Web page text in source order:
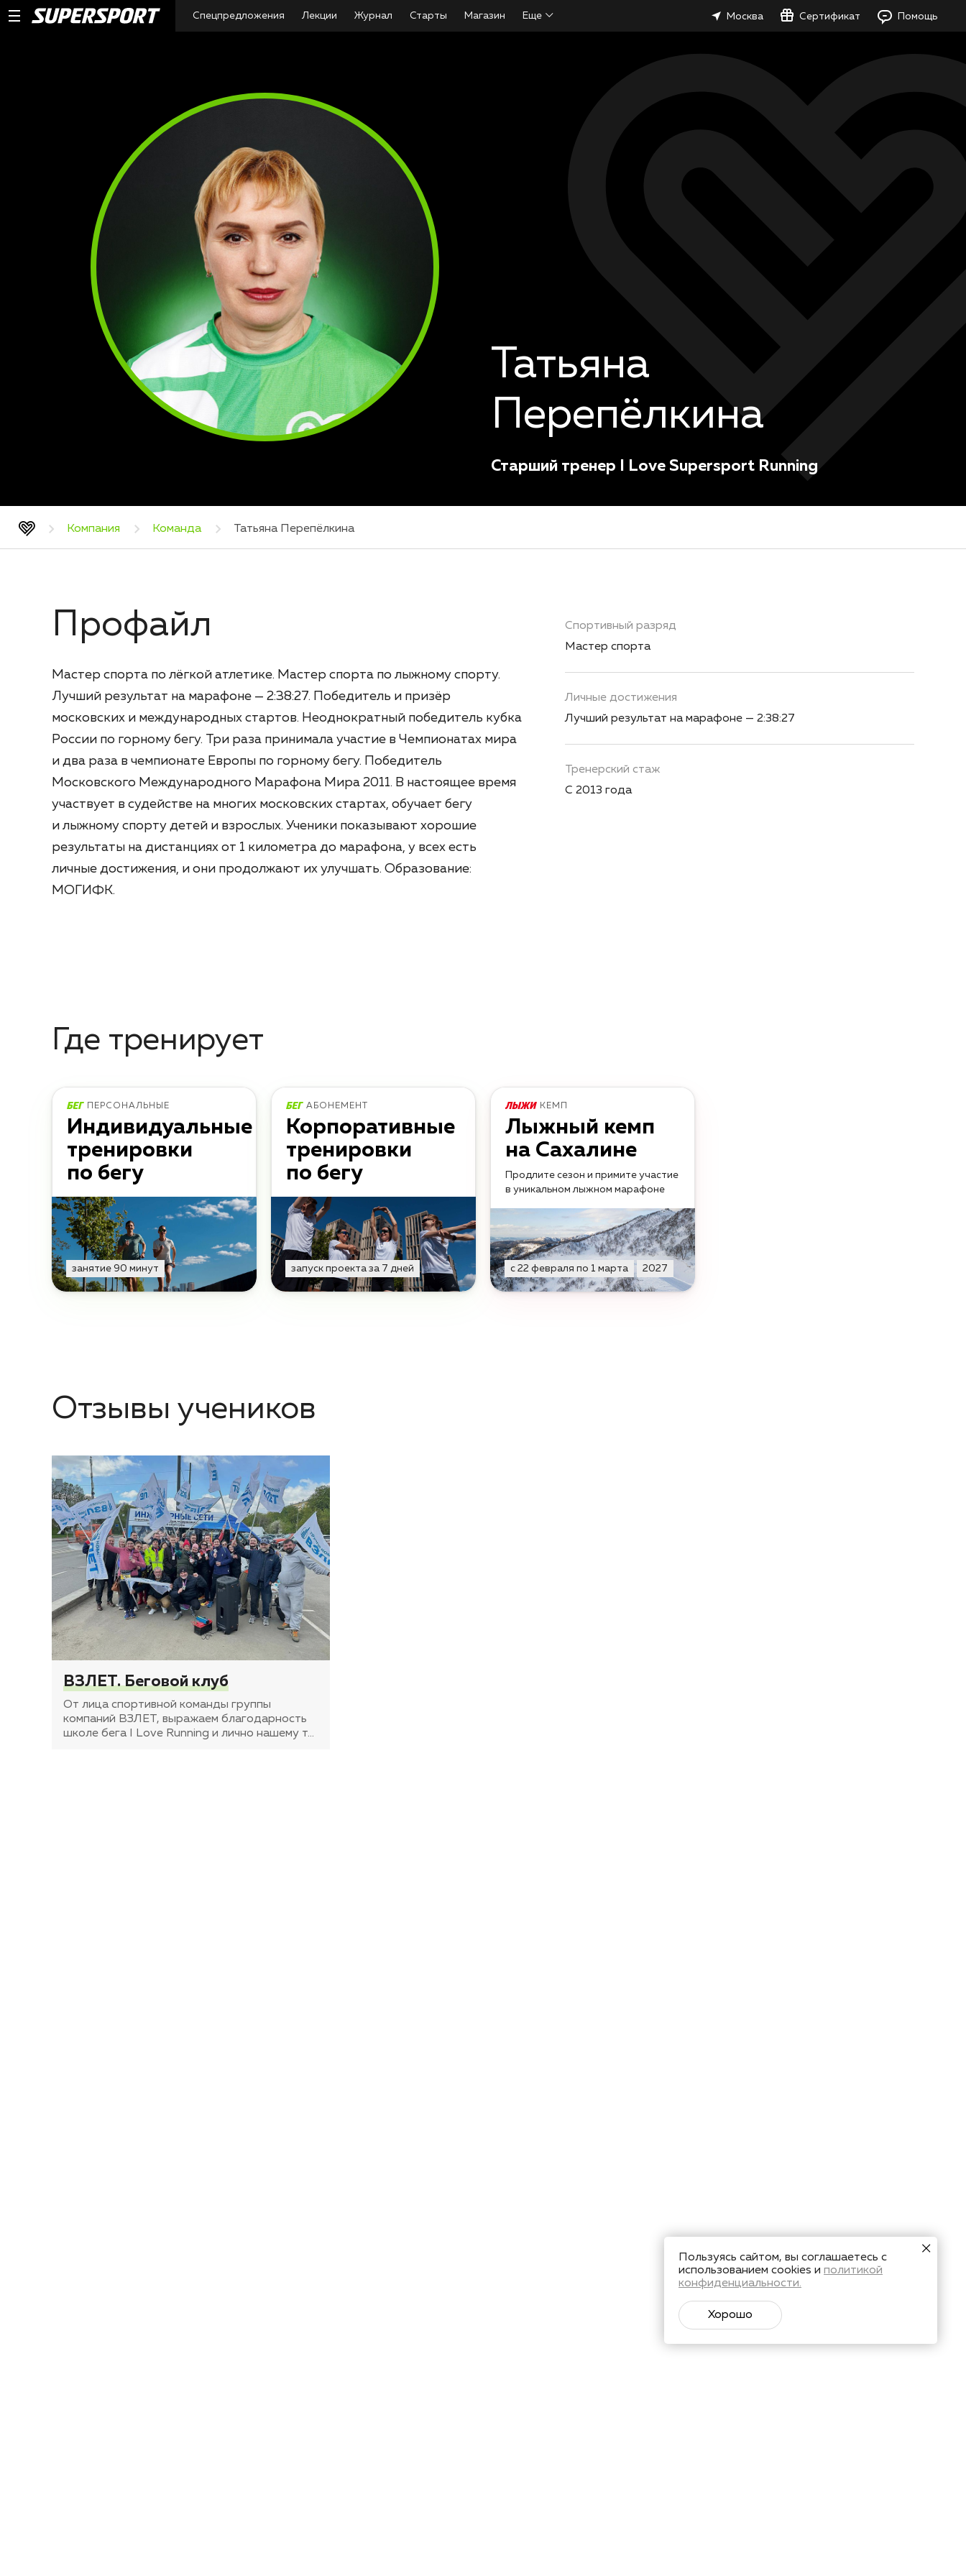
Спецпредложения Лекции Журнал Старты Магазин Еще Москва Сертификат Помощь
Татьяна
Перепёлкина
Старший тренер I Love Supersport Running
Компания Команда Татьяна Перепёлкина
Профайл
Мастер спорта по лёгкой атлетике. Мастер спорта по лыжному спорту.
Лучший результат на марафоне — 2:38:27. Победитель и призёр
московских и международных стартов. Неоднократный победитель кубка
России по горному бегу. Три раза принимала участие в Чемпионатах мира
и два раза в чемпионате Европы по горному бегу. Победитель
Московского Международного Марафона Мира 2011. В настоящее время
участвует в судействе на многих московских стартах, обучает бегу
и лыжному спорту детей и взрослых. Ученики показывают хорошие
результаты на дистанциях от 1 километра до марафона, у всех есть
личные достижения, и они продолжают их улучшать. Образование:
МОГИФК.
Спортивный разряд
Мастер спорта
Личные достижения
Лучший результат на марафоне — 2:38:27
Тренерский стаж
С 2013 года
Где тренирует
ПЕРСОНАЛЬНЫЕ
Индивидуальные
тренировки
по бегу
занятие 90 минут
АБОНЕМЕНТ
Корпоративные
тренировки
по бегу
запуск проекта за 7 дней
КЕМП
Лыжный кемп
на Сахалине
Продлите сезон и примите участие
в уникальном лыжном марафоне
с 22 февраля по 1 марта 2027
Отзывы учеников
ВЗЛЕТ. Беговой клуб
От лица спортивной команды группы
компаний ВЗЛЕТ, выражаем благодарность
школе бега I Love Running и лично нашему т…
Пользуясь сайтом, вы соглашаетесь с
использованием cookies и политикой
конфиденциальности.
Хорошо